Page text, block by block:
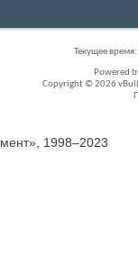
Текущее время:
Powered
Copyright © 2026
1998–2023